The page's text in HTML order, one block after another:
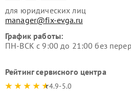
для юридических лиц
manager@fix-evga.ru
График работы:
ПН-ВСК с 9:00 до 21:00 без
Рейтинг сервисного центра
4.9-5.0